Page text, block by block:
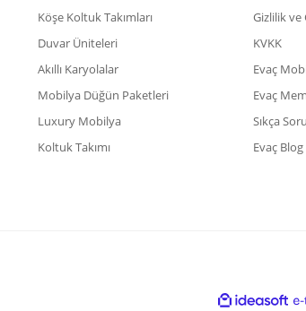
Köşe Koltuk Takımları
Duvar Üniteleri
Akıllı Karyolalar
Mobilya Düğün Paketleri
Luxury Mobilya
Koltuk Takımı
Gizlilik ve
KVKK
Evaç
Evaç
Sıkça
Evaç Blog